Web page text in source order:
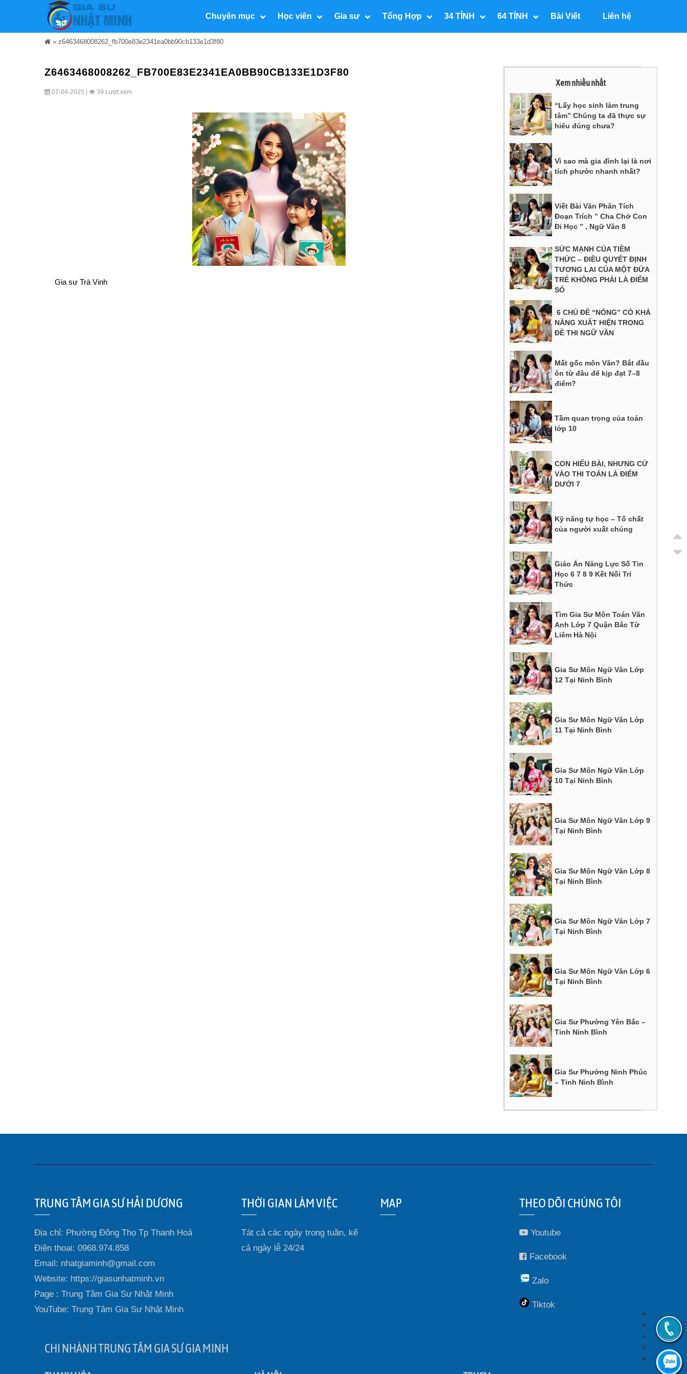
Chuyên mục Học viên Gia sư Tổng Hợp 34 TỈNH 64 TỈNH Bài Viết Liên hệ
» z6463468008262_fb700e83e2341ea0bb90cb133e1d3f80
Z6463468008262_FB700E83E2341EA0BB90CB133E1D3F80
07-04-2025 | 39 Lượt xem
Gia sư Trà Vinh
Xem nhiều nhất
“Lấy học sinh làm trung
tâm” Chúng ta đã thực sự
hiểu đúng chưa?
Vì sao mà gia đình lại là nơi
tích phước nhanh nhất?
Viết Bài Văn Phân Tích
Đoạn Trích ” Cha Chở Con
Đi Học ” , Ngữ Văn 8
SỨC MẠNH CỦA TIỀM
THỨC – ĐIỀU QUYẾT ĐỊNH
TƯƠNG LAI CỦA MỘT ĐỨA
TRẺ KHÔNG PHẢI LÀ ĐIỂM
SỐ
6 CHỦ ĐỀ “NÓNG” CÓ KHẢ
NĂNG XUẤT HIỆN TRONG
ĐỀ THI NGỮ VĂN
Mất gốc môn Văn? Bắt đầu
ôn từ đâu để kịp đạt 7–8
điểm?
Tầm quan trọng của toán
lớp 10
CON HIỂU BÀI, NHƯNG CỨ
VÀO THI TOÁN LÀ ĐIỂM
DƯỚI 7
Kỹ năng tự học – Tố chất
của người xuất chúng
Giáo Án Năng Lực Số Tin
Học 6 7 8 9 Kết Nối Tri
Thức
Tìm Gia Sư Môn Toán Văn
Anh Lớp 7 Quận Bắc Từ
Liêm Hà Nội
Gia Sư Môn Ngữ Văn Lớp
12 Tại Ninh Bình
Gia Sư Môn Ngữ Văn Lớp
11 Tại Ninh Bình
Gia Sư Môn Ngữ Văn Lớp
10 Tại Ninh Bình
Gia Sư Môn Ngữ Văn Lớp 9
Tại Ninh Bình
Gia Sư Môn Ngữ Văn Lớp 8
Tại Ninh Bình
Gia Sư Môn Ngữ Văn Lớp 7
Tại Ninh Bình
Gia Sư Môn Ngữ Văn Lớp 6
Tại Ninh Bình
Gia Sư Phường Yên Bắc –
Tỉnh Ninh Bình
Gia Sư Phường Ninh Phúc
– Tỉnh Ninh Bình
TRUNG TÂM GIA SƯ HẢI DƯƠNG
Địa chỉ: Phường Đông Thọ Tp Thanh Hoá
Điện thoại: 0968.974.858
Email: nhatgiaminh@gmail.com
Website: https://giasunhatminh.vn
Page : Trung Tâm Gia Sư Nhật Minh
YouTube: Trung Tâm Gia Sư Nhật Minh
THỜI GIAN LÀM VIỆC
Tát cả các ngày trong tuần, kể
cả ngày lễ 24/24
MAP THEO DÕI CHÚNG TÔI
Youtube
Facebook
Zalo
Tiktok
CHI NHÁNH TRUNG TÂM GIA SƯ GIA MINH